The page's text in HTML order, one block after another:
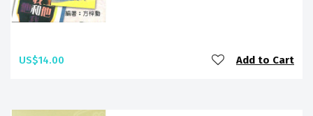
US$14.00 Add to Cart